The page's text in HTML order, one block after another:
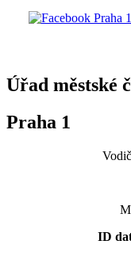
Úřad městské
Praha 1
ID